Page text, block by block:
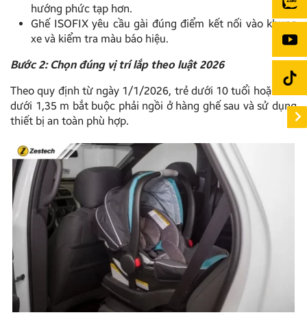
hướng phức tạp hơn.
Ghế ISOFIX yêu cầu gài đúng điểm kết nối vào khung
xe và kiểm tra màu báo hiệu.
Bước 2: Chọn đúng vị trí lắp theo luật 2026
Theo quy định từ ngày 1/1/2026, trẻ dưới 10 tuổi hoặc cao
dưới 1,35 m bắt buộc phải ngồi ở hàng ghế sau và sử dụng
thiết bị an toàn phù hợp.